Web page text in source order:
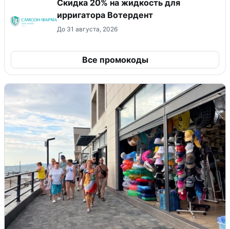
Скидка 20% на жидкость для
ирригатора Вотердент
До 31 августа, 2026
Все промокоды